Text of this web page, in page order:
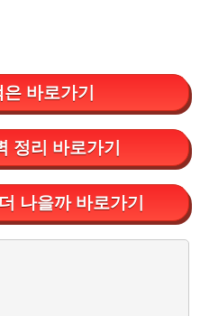
바로가기
정리 바로가기
나을까 바로가기